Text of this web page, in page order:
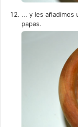
... y les añadimos
papas.